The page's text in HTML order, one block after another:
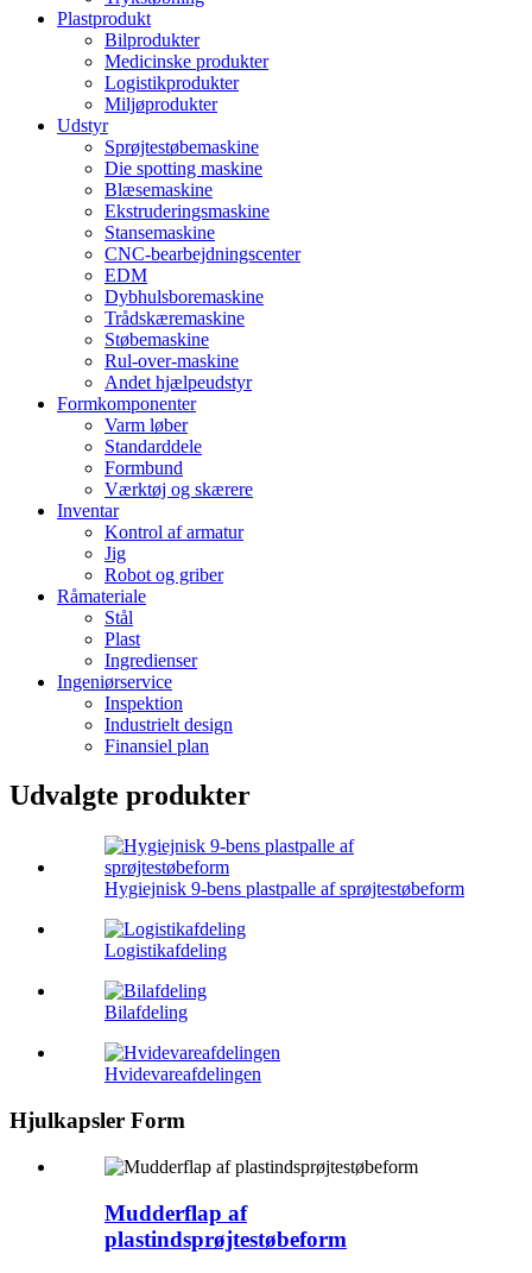
Plastprodukt
Bilprodukter
Medicinske produkter
Logistikprodukter
Miljøprodukter
Udstyr
Sprøjtestøbemaskine
Die spotting maskine
Blæsemaskine
Ekstruderingsmaskine
Stansemaskine
CNC-bearbejdningscenter
EDM
Dybhulsboremaskine
Trådskæremaskine
Støbemaskine
Rul-over-maskine
Andet hjælpeudstyr
Formkomponenter
Varm løber
Standarddele
Formbund
Værktøj og skærere
Inventar
Kontrol af armatur
Jig
Robot og griber
Råmateriale
Stål
Plast
Ingredienser
Ingeniørservice
Inspektion
Industrielt design
Finansiel plan
Udvalgte produkter
Hygiejnisk 9-bens plastpalle af sprøjtestøbeform
Logistikafdeling
Bilafdeling
Hvidevareafdelingen
Hjulkapsler Form
Mudderflap af
plastindsprøjtestøbeform